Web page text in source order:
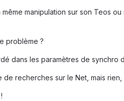
manipulation sur son Teos
problème ?
dans les paramètres de synchro
recherches sur le Net, mais